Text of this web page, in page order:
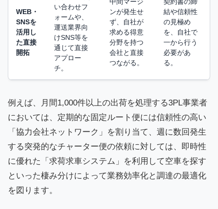
WEB・
SNSを
活用し
た直接
開拓
い合わせフ
ォームや、
運送業界向
けSNS等を
通じて直接
アプロー
チ。
中間マージ
ンが発生せ
ず、自社が
求める得意
分野を持つ
会社と直接
つながる。
契約書の締
結や信頼性
の見極め
を、自社で
一から行う
必要があ
る。
例えば、月間1,000件以上の出荷を処理する3PL事業者
においては、定期的な固定ルート便には信頼性の高い
「協力会社ネットワーク」を割り当て、週に数回発生
する突発的なチャーター便の依頼に対しては、即時性
に優れた「求荷求車システム」を利用して空車を探す
といった棲み分けによって業務効率化と調達の最適化
を図ります。